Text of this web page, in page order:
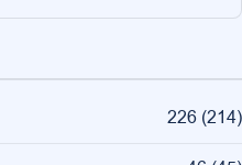
226 (214)